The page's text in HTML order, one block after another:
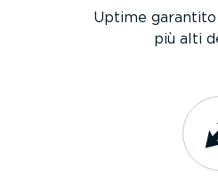
Uptime garantito
più alti